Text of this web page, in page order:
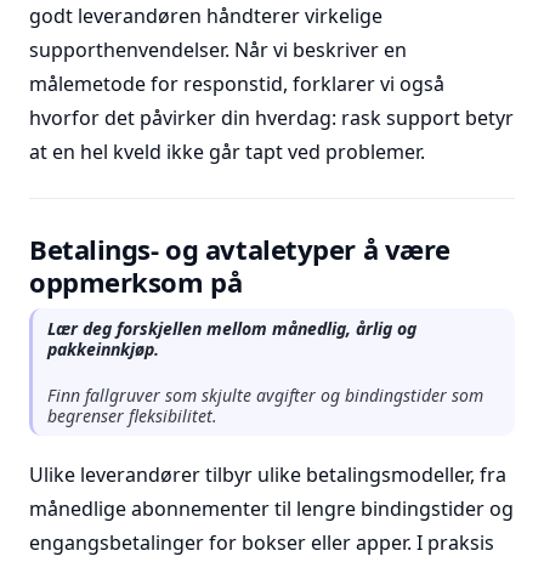
godt leverandøren håndterer virkelige
supporthenvendelser. Når vi beskriver en
målemetode for responstid, forklarer vi også
hvorfor det påvirker din hverdag: rask support betyr
at en hel kveld ikke går tapt ved problemer.
Betalings- og avtaletyper å være
oppmerksom på
Lær deg forskjellen mellom månedlig, årlig og
pakkeinnkjøp.
Finn fallgruver som skjulte avgifter og bindingstider som
begrenser fleksibilitet.
Ulike leverandører tilbyr ulike betalingsmodeller, fra
månedlige abonnementer til lengre bindingstider og
engangsbetalinger for bokser eller apper. I praksis